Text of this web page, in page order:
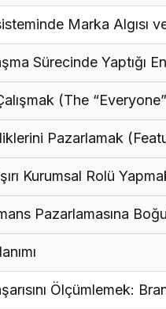
Marka Algısı
Sürecinde Yaptığı
(The
Pazarlamak
Kurumsal Rolü
Pazarlamasına
Ölçümlemek: